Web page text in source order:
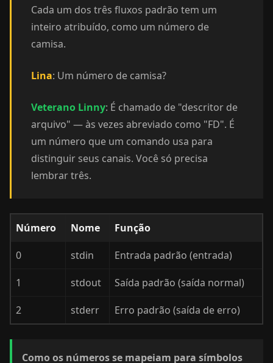
Cada um dos três fluxos padrão tem um
inteiro atribuído, como um número de
camisa.
Lina: Um número de camisa?
Veterano Linny: É chamado de "descritor de
arquivo" — às vezes abreviado como "FD". É
um número que um comando usa para
distinguir seus canais. Você só precisa
lembrar três.
Número Nome Função
0 stdin Entrada padrão (entrada)
1 stdout Saída padrão (saída normal)
2 stderr Erro padrão (saída de erro)
Como os números se mapeiam para símbolos